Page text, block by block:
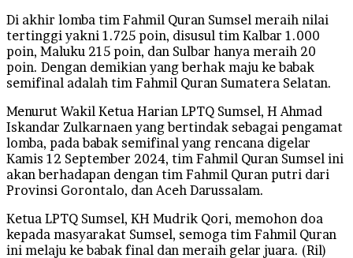
Di akhir lomba tim Fahmil Quran Sumsel meraih nilai
tertinggi yakni 1.725 poin, disusul tim Kalbar 1.000
poin, Maluku 215 poin, dan Sulbar hanya meraih 20
poin. Dengan demikian yang berhak maju ke babak
semifinal adalah tim Fahmil Quran Sumatera Selatan.
Menurut Wakil Ketua Harian LPTQ Sumsel, H Ahmad
Iskandar Zulkarnaen yang bertindak sebagai pengamat
lomba, pada babak semifinal yang rencana digelar
Kamis 12 September 2024, tim Fahmil Quran Sumsel ini
akan berhadapan dengan tim Fahmil Quran putri dari
Provinsi Gorontalo, dan Aceh Darussalam.
Ketua LPTQ Sumsel, KH Mudrik Qori, memohon doa
kepada masyarakat Sumsel, semoga tim Fahmil Quran
ini melaju ke babak final dan meraih gelar juara. (Ril)